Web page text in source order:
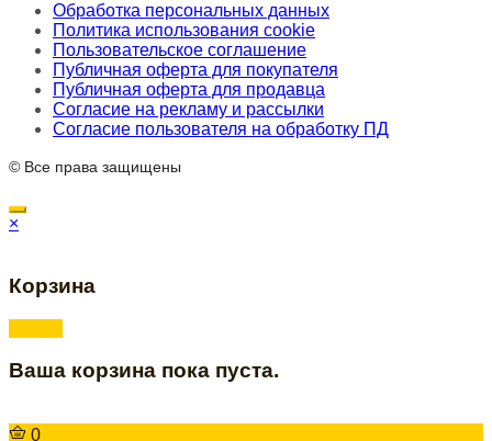
Обработка персональных данных
Политика использования cookie
Пользовательское соглашение
Публичная оферта для покупателя
Публичная оферта для продавца
Согласие на рекламу и рассылки
Согласие пользователя на обработку ПД
© Все права защищены
×
Корзина
Ваша корзина пока пуста.
0